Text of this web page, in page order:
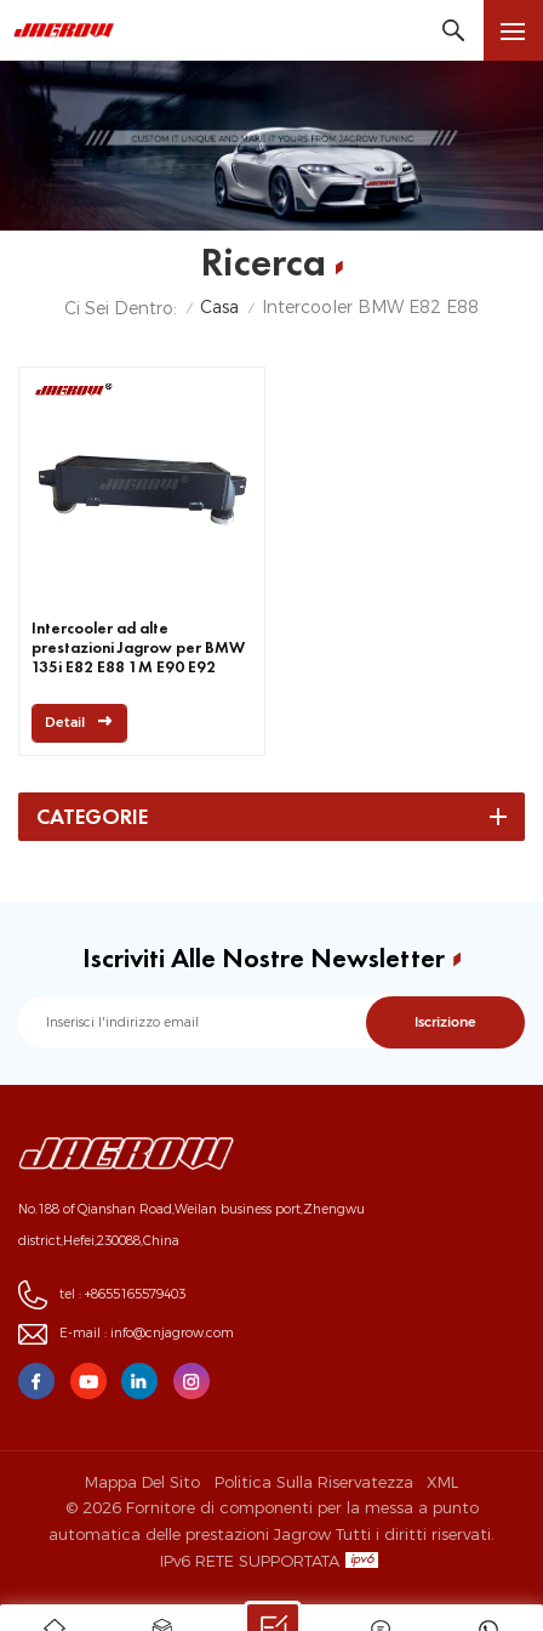
Ricerca
Ci Sei Dentro: / Casa / Intercooler BMW E82 E88
Intercooler ad alte
prestazioni Jagrow per BMW
135i E82 E88 1M E90 E92
Detail
CATEGORIE
Iscriviti Alle Nostre Newsletter
No.188 of Qianshan Road,Weilan business port,Zhengwu
district,Hefei,230088,China
tel : +8655165579403
E-mail : info@cnjagrow.com
Mappa Del Sito Politica Sulla Riservatezza
XML
© 2026 Fornitore di componenti per la messa a punto
automatica delle prestazioni Jagrow Tutti i diritti riservati.
IPv6 RETE SUPPORTATA